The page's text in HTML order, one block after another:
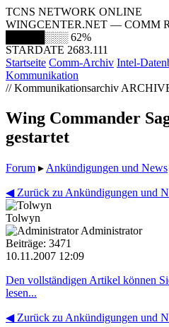
TCNS NETWORK ONLINE
WINGCENTER.NET — COMM
█████░░░ 62%
STARDATE 2683.111
Startseite Comm-Archiv Intel-
Kommunikation
// Kommunikationsarchiv
Wing Commander
gestartet
Forum ▸ Ankündigungen und News
◀ Zurück zu Ankündigungen und
Tolwyn
Administrator
Beiträge: 3471
10.11.2007 12:09
Den vollständigen Artikel können
lesen...
◀ Zurück zu Ankündigungen und